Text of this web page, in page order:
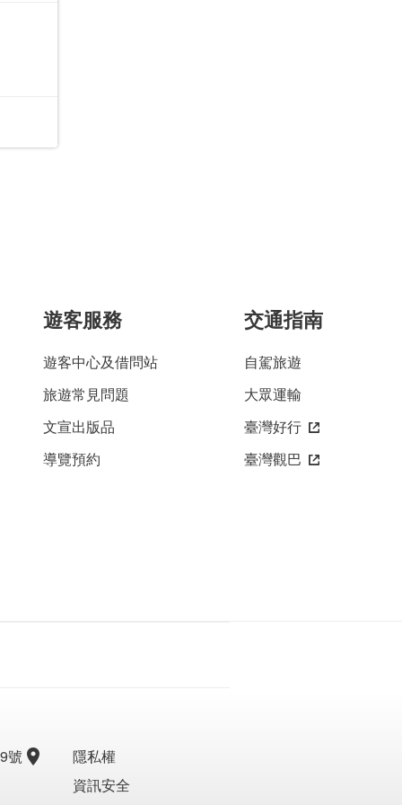
遊客服務
遊客中心及借問站
旅遊常見問題
文宣出版品
導覽預約
交通指南
自駕旅遊
大眾運輸
臺灣好行
臺灣觀巴
號
隱私權
資訊安全